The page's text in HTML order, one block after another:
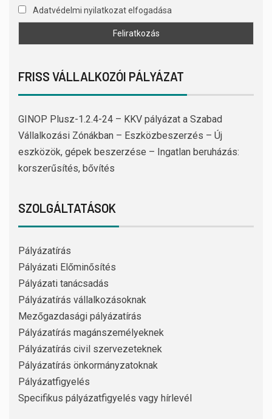
Adatvédelmi nyilatkozat elfogadása
FRISS VÁLLALKOZÓI PÁLYÁZAT
GINOP Plusz-1.2.4-24 – KKV pályázat a Szabad
Vállalkozási Zónákban – Eszközbeszerzés – Új
eszközök, gépek beszerzése – Ingatlan beruházás:
korszerűsítés, bővítés
SZOLGÁLTATÁSOK
Pályázatírás
Pályázati Előminősítés
Pályázati tanácsadás
Pályázatírás vállalkozásoknak
Mezőgazdasági pályázatírás
Pályázatírás magánszemélyeknek
Pályázatírás civil szervezeteknek
Pályázatírás önkormányzatoknak
Pályázatfigyelés
Specifikus pályázatfigyelés vagy hírlevél